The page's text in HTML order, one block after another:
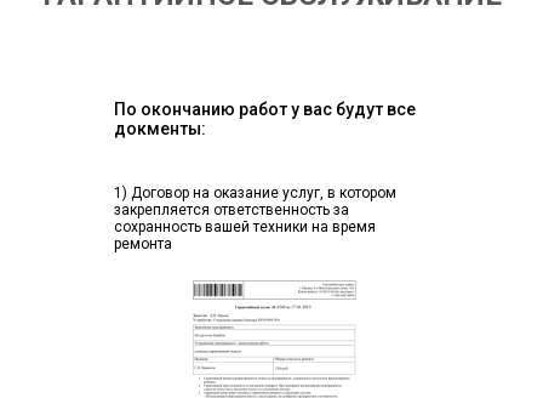
По окончанию работ у вас будут все
докменты:
1) Договор на оказание услуг, в котором
закрепляется ответственность за
сохранность вашей техники на время
ремонта